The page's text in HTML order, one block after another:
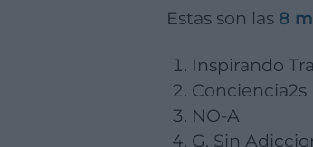
Estas son las 8
Inspirando
Conciencia2s
NO-A
G. Sin